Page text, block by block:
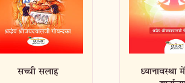
ध्यानावस्था में प्रभु से
मनुष्य का